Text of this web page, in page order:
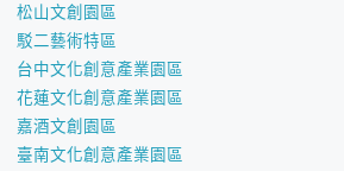
松山文創園區
駁二藝術特區
台中文化創意產業園區
花蓮文化創意產業園區
嘉酒文創園區
臺南文化創意產業園區